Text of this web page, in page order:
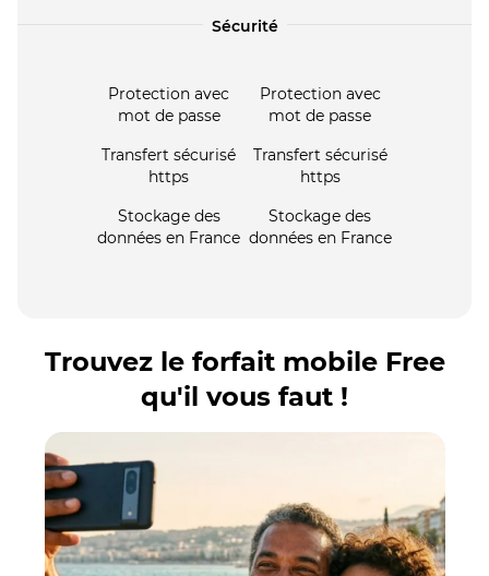
Sécurité
Protection avec
mot de passe
Transfert sécurisé
https
Stockage des
données en France
Protection avec
mot de passe
Transfert sécurisé
https
Stockage des
données en France
Trouvez le forfait mobile Free
qu'il vous faut !